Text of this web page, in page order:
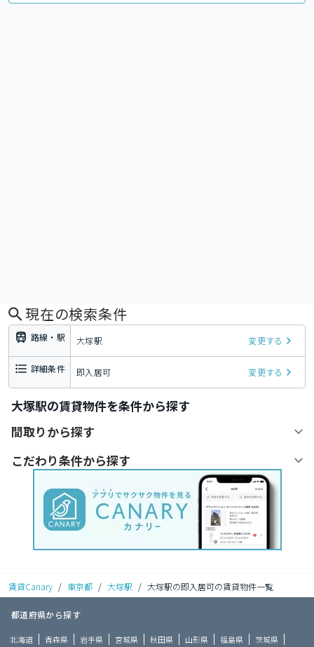
現在の検索条件
路線・駅 大塚駅 変更する
詳細条件 即入居可 変更する
大塚駅の賃貸物件を条件から探す
間取りから探す
こだわり条件から探す
賃貸Canary / 東京都 / 大塚駅 / 大塚駅の即入居可の賃貸物件一覧
都道府県から探す
北海道 青森県 岩手県 宮城県 秋田県 山形県 福島県 茨城県